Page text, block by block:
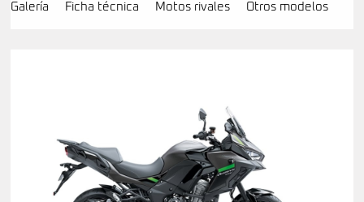
Galería Ficha técnica Motos rivales Otros modelos